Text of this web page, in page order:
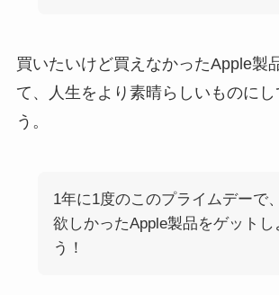
買いたいけど買えなかったApple製
て、人生をより素晴らしいものにし
う。
1年に1度のこのプライムデーで、
欲しかったApple製品をゲットし
う！